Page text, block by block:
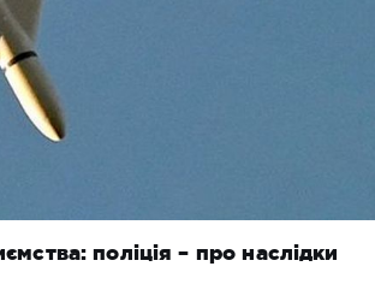
поліція – про наслідки